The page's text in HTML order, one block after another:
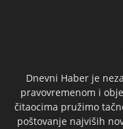
Dnevni Haber je
pravovremenom i
čitaocima pružimo
poštovanje najviših